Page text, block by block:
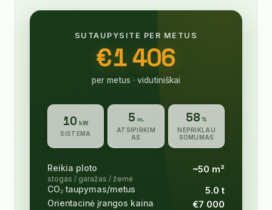
SUTAUPYSITE PER METUS
€1 406
per metus · vidutiniškai
10 kW
SISTEMA
5 m.
ATSIPIRKIM
AS
58 %
NEPRIKLAU
SOMUMAS
Reikia ploto
stogas / garažas / žemė
~50 m²
CO₂ taupymas/metus 5.0 t
Orientacinė įrangos kaina €7 000